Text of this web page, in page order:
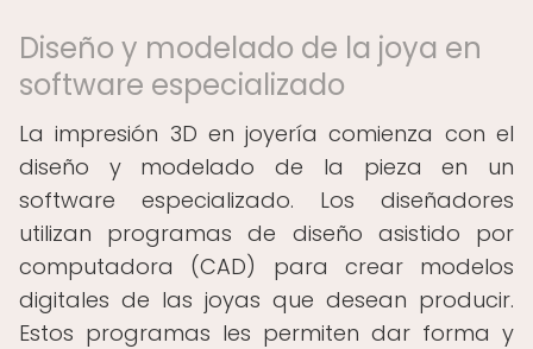
Diseño y modelado de la joya en
software especializado
La impresión 3D en joyería comienza con el
diseño y modelado de la pieza en un
software especializado. Los diseñadores
utilizan programas de diseño asistido por
computadora (CAD) para crear modelos
digitales de las joyas que desean producir.
Estos programas les permiten dar forma y